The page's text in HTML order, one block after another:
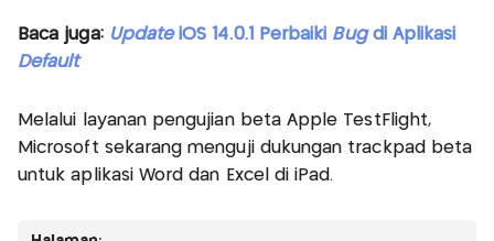
Baca juga: UpdateiOS 14.0.1 Perbaiki Bugdi Aplikasi
Default
Melalui layanan pengujian beta Apple TestFlight,
Microsoft sekarang menguji dukungan trackpad beta
untuk aplikasi Word dan Excel di iPad.